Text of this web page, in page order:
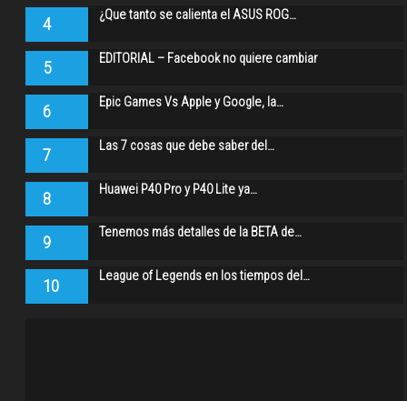
4 ¿Que tanto se calienta el ASUS ROG…
5 EDITORIAL – Facebook no quiere cambiar
6 Epic Games Vs Apple y Google, la…
7 Las 7 cosas que debe saber del…
8 Huawei P40 Pro y P40 Lite ya…
9 Tenemos más detalles de la BETA de…
10 League of Legends en los tiempos del…